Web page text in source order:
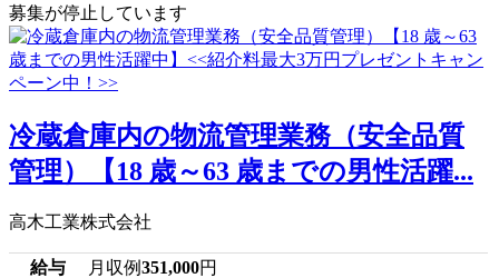
募集が停止しています
冷蔵倉庫内の物流管理業務（安全品質
管理）【18 歳～63 歳までの男性活躍...
高木工業株式会社
給与 月収例351,000円